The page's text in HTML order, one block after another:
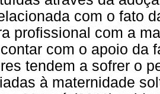
com o fato
profissional com a
com o apoio da
tendem a sofrer o
à maternidade